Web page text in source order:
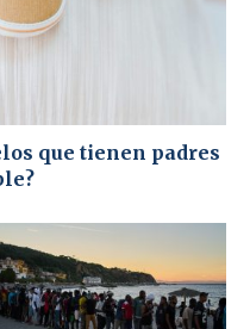
que tienen padres